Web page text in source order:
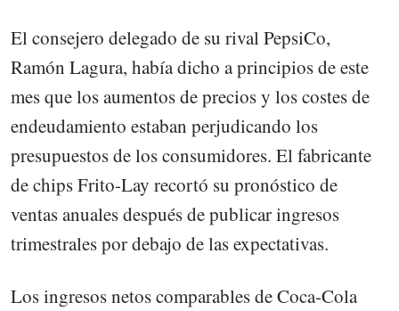
El consejero delegado de su rival PepsiCo,
Ramón Lagura, había dicho a principios de este
mes que los aumentos de precios y los costes de
endeudamiento estaban perjudicando los
presupuestos de los consumidores. El fabricante
de chips Frito-Lay recortó su pronóstico de
ventas anuales después de publicar ingresos
trimestrales por debajo de las expectativas.
Los ingresos netos comparables de Coca-Cola